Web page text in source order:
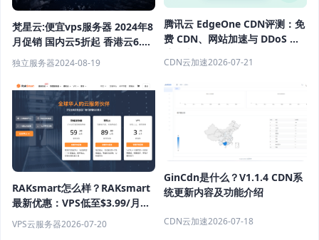
梵星云:便宜vps服务器 2024年8
月促销 国内云5折起 香港云6.5
折 续费同价
独立服务器2024-08-19
腾讯云 EdgeOne CDN评测：免
费 CDN、网站加速与 DDoS 防
护指南
CDN云加速2026-07-21
RAKsmart怎么样？RAKsmart
最新优惠：VPS低至$3.99/月，
独立服务器$29.9/月起，香港/
日本/美国机房
VPS云服务器2026-07-20
GinCdn是什么？V1.1.4 CDN系
统更新内容及功能介绍
CDN云加速2026-07-18